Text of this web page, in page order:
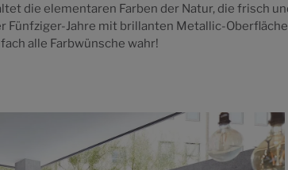
die elementaren Farben der Natur, die frisch
Fünfziger-Jahre mit brillanten Metallic-
alle Farbwünsche wahr!